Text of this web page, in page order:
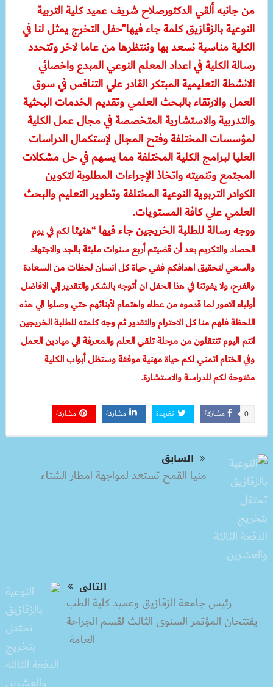
من جانبه ألقي الدكتورصلاح شريف عميد كلية التربية
النوعية بالزقازيق كلمة جاء فيها”حفل التخرج يمثل لنا في
الكلية مناسبة نسعد بها وننتظرها من عاما لاخر وتتحدد
رسالة الكلية في اعداد المعلم النوعي المبدع واخصائي
الانشطة التعليمية المبتكر القادر علي التنافس في سوق
العمل والارتقاء بالبحث العلمي وتقديم الخدمات البحثية
والتدربية والاستشارية المتخصصة في مجال عمل الكلية
لمؤسسات المختلفة وفتح المجال لإستكمال الدراسات
العليا لبرامج الكلية المختلفة مما يسهم في حل مشكلات
المجتمع وتنميته واتخاذ الإجراءات المطلوبة لتكوين
الكوادر التربوية النوعية المختلفة وتطوير التعليم والبحث
العلمي علي كافة المستويات.
ووجه رسالة للطلبة الخريجين جاء فيها “هنيئالكم في يوم
الحصاد والتكريم بعد أن قضيتم أربع سنوات مليئة بالجد والاجتهاد
والسعي لتحقيق اهدافكم ففي حياة كل انسان لحظات من السعادة
والفرح، ولا يفوتنا في هذا الحفل ان أتوجه بالشكر والتقدير إلي الافاضل
أولياء الامور لما قدموه من عطاء واهتمام لأبنائهم حتي وصلوا الي هذه
اللحظة فلهم منا كل الاحترام والتقدير ثم وجه كلمته للطلبة الخريجين
انتم اليوم تنتقلون من مرحلة تلقي العلم والمعرفة الي ميادين العمل
وفي الختام اتمني لكم حياة مهنية موفقة وستظل أبواب الكلية
مفتوحة لكم للدراسة والاستشارة.
مشاركة 0 تغريدة مشاركة مشاركة
السابق
منيا القمح تستعد لمواجهة امطار الشتاء
التالى
رئيس جامعة الزقازيق وعميد كلية الطب
يفتتحان المؤتمر السنوى الثالث لقسم الجراحة
العامة